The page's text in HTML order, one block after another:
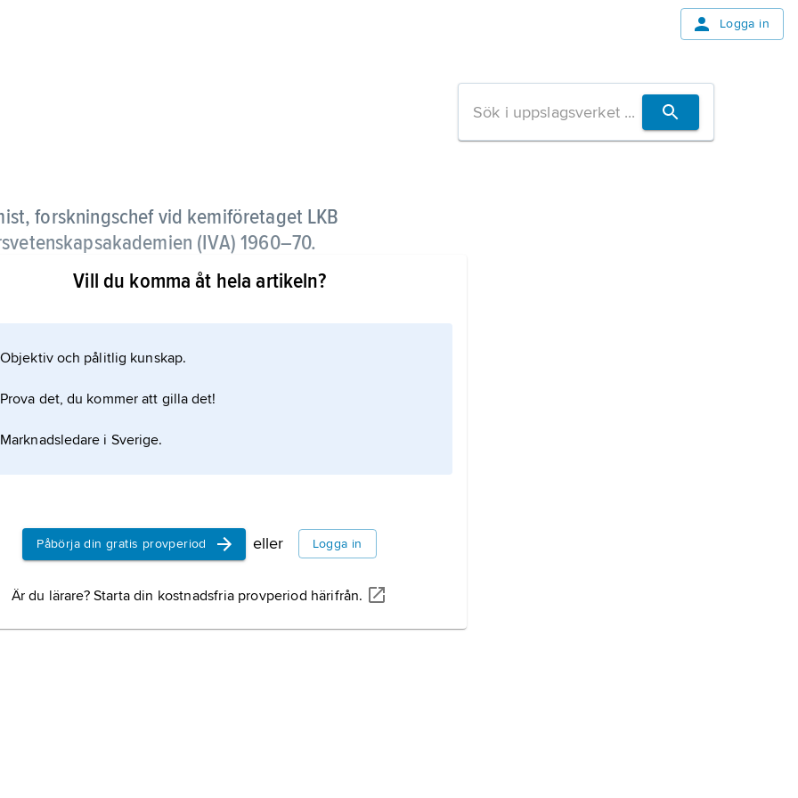
Logga in
forskningschef vid kemiföretaget LKB
(IVA) 1960–70.
och utvecklade metoder och
engagerad i miljövårdsfrågor och var
International Foundation for Science (IFS)
för insatser inom forskning och
Vill du komma åt hela artikeln?
Objektiv och pålitlig kunskap.
Prova det, du kommer att gilla det!
Marknadsledare i Sverige.
Påbörja din gratis provperiod eller Logga in
Är du lärare? Starta din kostnadsfria provperiod härifrån.